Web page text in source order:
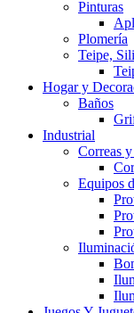
Pinturas
Plomería
Teipe,
Hogar y
Baños
Industrial
Correas
Equipos